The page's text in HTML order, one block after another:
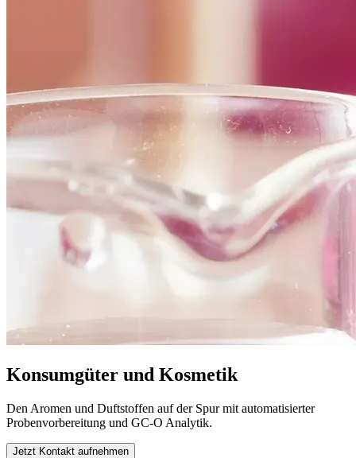
Konsumgüter und Kosmetik
Den Aromen und Duftstoffen auf der Spur mit automatisierter
Probenvorbereitung und GC-O Analytik.
Jetzt Kontakt aufnehmen